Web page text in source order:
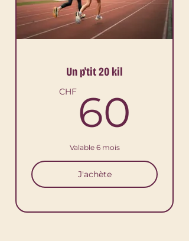
Un p'tit 20 kil
CHF 60
Valable 6 mois
J'achète